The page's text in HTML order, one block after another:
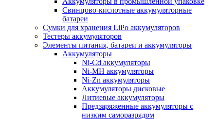
Свинцово-кислотные аккумуляторные
батареи
Сумки для хранения LiPo аккумуляторов
Тестеры аккумуляторов
Элементы питания, батареи и аккумуляторы
Аккумуляторы
Ni-Cd аккумуляторы
Ni-MH аккумуляторы
Ni-Zn аккумуляторы
Аккумуляторы дисковые
Литиевые аккумуляторы
Предзаряженные аккумуляторы с
низким саморазрядом